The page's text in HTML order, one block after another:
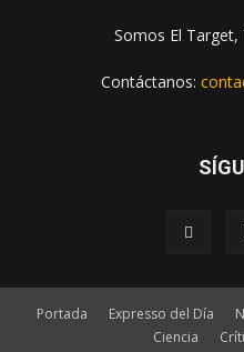
Somos El
Contáctanos:
Portada Expresso del Día
Ciencia